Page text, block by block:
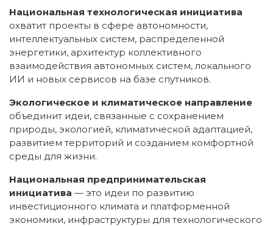
Национальная технологическая инициатива
охватит проекты в сфере автономности,
интеллектуальных систем, распределенной
энергетики, архитектур коллективного
взаимодействия автономных систем, локального
ИИ и новых сервисов на базе спутников.
Экологическое и климатическое направление
объединит идеи, связанные с сохранением
природы, экологией, климатической адаптацией,
развитием территорий и созданием комфортной
среды для жизни.
Национальная предпринимательская
инициатива — это идеи по развитию
инвестиционного климата и платформенной
экономики, инфраструктуры для технологического